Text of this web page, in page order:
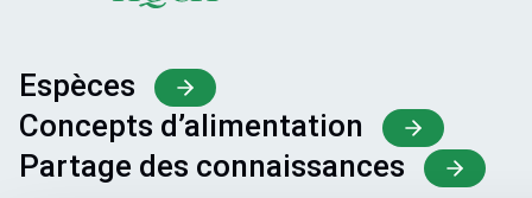
Espèces
Concepts d’alimentation
Partage des connaissances